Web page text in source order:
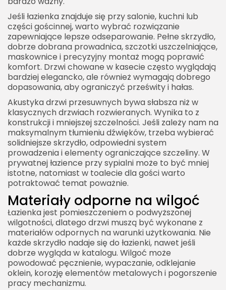
Jeśli łazienka znajduje się przy salonie, kuchni lub
części gościnnej, warto wybrać rozwiązanie
zapewniające lepsze odseparowanie. Pełne skrzydło,
dobrze dobrana prowadnica, szczotki uszczelniające,
maskownice i precyzyjny montaż mogą poprawić
komfort. Drzwi chowane w kasecie często wyglądają
bardziej elegancko, ale również wymagają dobrego
dopasowania, aby ograniczyć prześwity i hałas.
Akustyka drzwi przesuwnych bywa słabsza niż w
klasycznych drzwiach rozwieranych. Wynika to z
konstrukcji i mniejszej szczelności. Jeśli zależy nam na
maksymalnym tłumieniu dźwięków, trzeba wybierać
solidniejsze skrzydło, odpowiedni system
prowadzenia i elementy ograniczające szczeliny. W
prywatnej łazience przy sypialni może to być mniej
istotne, natomiast w toalecie dla gości warto
potraktować temat poważnie.
Materiały odporne na wilgoć
Łazienka jest pomieszczeniem o podwyższonej
wilgotności, dlatego drzwi muszą być wykonane z
materiałów odpornych na warunki użytkowania. Nie
każde skrzydło nadaje się do łazienki, nawet jeśli
dobrze wygląda w katalogu. Wilgoć może
powodować pęcznienie, wypaczanie, odklejanie
oklein, korozję elementów metalowych i pogorszenie
pracy mechanizmu.